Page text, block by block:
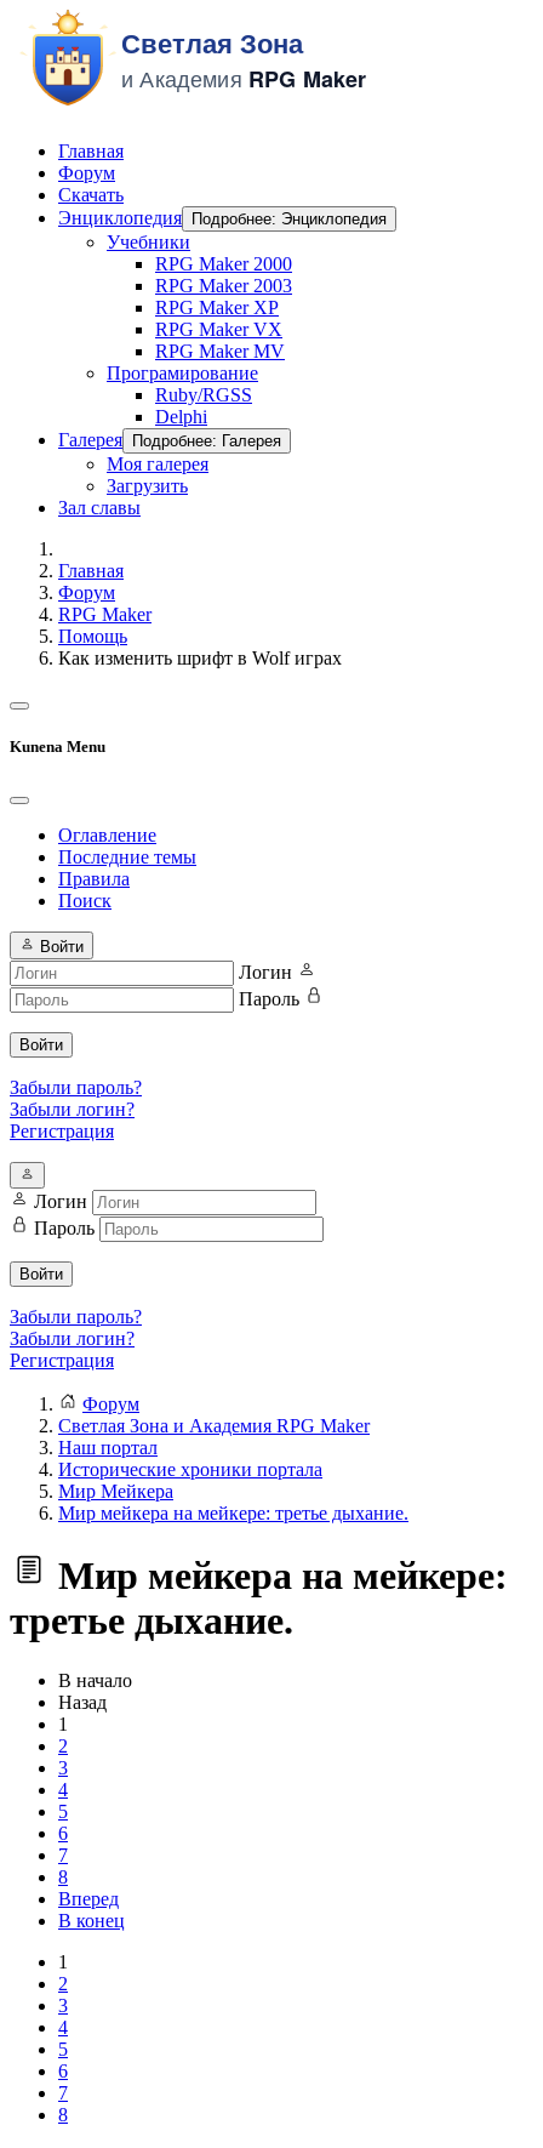
Главная
Форум
Скачать
Энциклопедия
Подробнее: Энциклопедия
Учебники
RPG Maker 2000
RPG Maker 2003
RPG Maker XP
RPG Maker VX
RPG Maker MV
Програмирование
Ruby/RGSS
Delphi
Галерея
Подробнее: Галерея
Моя галерея
Загрузить
Зал славы
Главная
Форум
RPG Maker
Помощь
Как изменить шрифт в Wolf играх
Kunena Menu
Оглавление
Последние темы
Правила
Поиск
Войти
Логин
Пароль
Войти
Забыли пароль?
Забыли логин?
Регистрация
Логин
Пароль
Войти
Забыли пароль?
Забыли логин?
Регистрация
Форум
Светлая Зона и Академия RPG Maker
Наш портал
Исторические хроники портала
Мир Мейкера
Мир мейкера на мейкере: третье дыхание.
Мир мейкера на мейкере:
третье дыхание.
В начало
Назад
1
2
3
4
5
6
7
8
Вперед
В конец
1
2
3
4
5
6
7
8